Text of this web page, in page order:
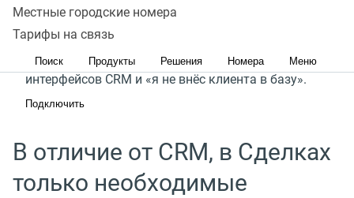
Местные городские номера
Тарифы на связь
Поиск Продукты Решения Номера Меню
порядок в управлении продажами. Он добавляет
клиентов в базу, обзванивает их и ведёт воронку
продаж. Больше никаких сложных
интерфейсов CRM и «я не внёс клиента в базу».
Подключить
В отличие от CRM, в Сделках
только необходимые